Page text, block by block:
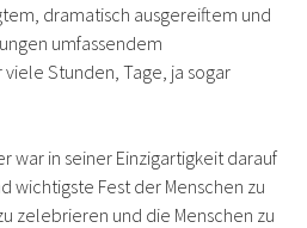
dramatisch ausgereiftem und
umfassendem
Stunden, Tage, ja sogar
war in seiner Einzigartigkeit darauf
wichtigste Fest der Menschen zu
zelebrieren und die Menschen zu